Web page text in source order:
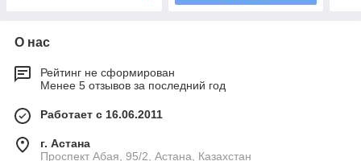
О нас
Рейтинг не сформирован
Менее 5 отзывов за последний год
Работает с 16.06.2011
г. Астана
​Проспект Абая, 95/2, Астана, Казахстан